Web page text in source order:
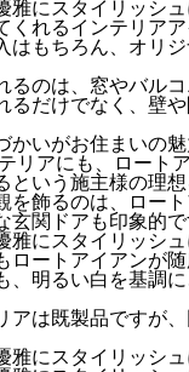
くれるインテリア
はもちろん、オリ
るのは、窓やバル
るだけでなく、壁
かいがお住まいの
リアにも、ロート
という施主様の理
を飾るのは、ロー
玄関ドアも印象的で
ートアイアンが随
、明るい白を基調
アは既製品ですが